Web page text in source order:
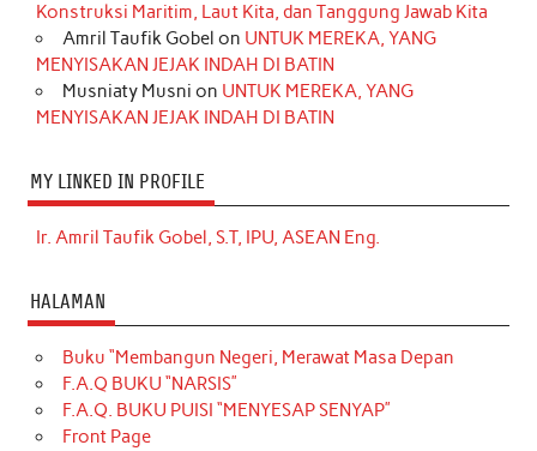
Konstruksi Maritim, Laut Kita, dan Tanggung Jawab Kita
Amril Taufik Gobel on UNTUK MEREKA, YANG
MENYISAKAN JEJAK INDAH DI BATIN
Musniaty Musni on UNTUK MEREKA, YANG
MENYISAKAN JEJAK INDAH DI BATIN
MY LINKED IN PROFILE
Ir. Amril Taufik Gobel, S.T, IPU, ASEAN Eng.
HALAMAN
Buku “Membangun Negeri, Merawat Masa Depan
F.A.Q BUKU “NARSIS”
F.A.Q. BUKU PUISI “MENYESAP SENYAP”
Front Page